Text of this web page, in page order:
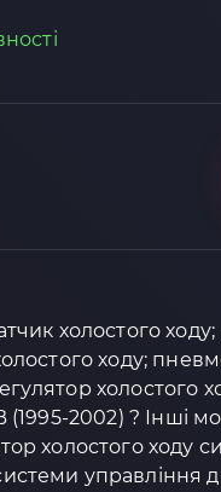
холостого
ходу;
холостого
2002) ? Інші
холостого ходу
управління